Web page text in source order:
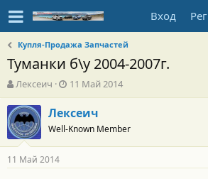
Вход
Купля-Продажа Запчастей
Туманки б\у 2004-2007г.
А
в
т
о
р
т
е
м
Лексеич
Д
а
т
а
н
а
а
11 Май 2014
Лексеич
Well-Known Member
11 Май 2014